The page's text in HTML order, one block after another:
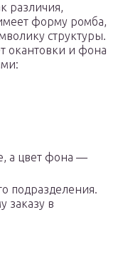
различия,
форму ромба,
структуры.
окантовки и фона
а цвет фона —
подразделения.
заказу в